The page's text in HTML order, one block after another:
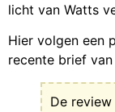
licht van Watts
Hier volgen een
recente brief
De review